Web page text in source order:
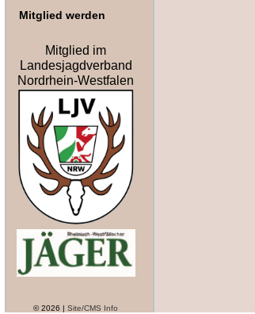
Mitglied werden
Mitglied im
Landesjagdverband
Nordrhein-Westfalen
© 2026 | Site/CMS Info